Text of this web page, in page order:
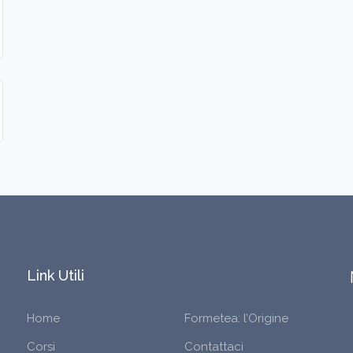
Link Utili
Home
Formetea: l’Origine
Corsi
Contattaci